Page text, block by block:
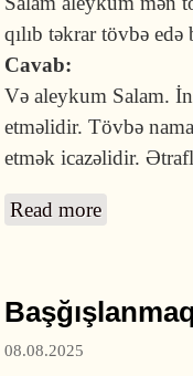
qılıb təkrar tövbə
Cavab:
Və aleykum Salam.
etməlidir. Tövbə
etmək icazəlidir.
Read more
08.08.2025